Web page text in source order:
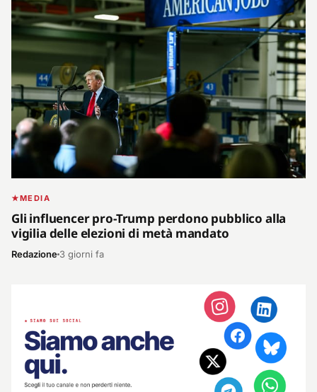
MEDIA
Gli influencer pro-Trump perdono pubblico alla
vigilia delle elezioni di metà mandato
Redazione 3 giorni fa